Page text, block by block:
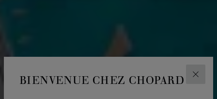
BIENVENUE CHEZ CHOPARD